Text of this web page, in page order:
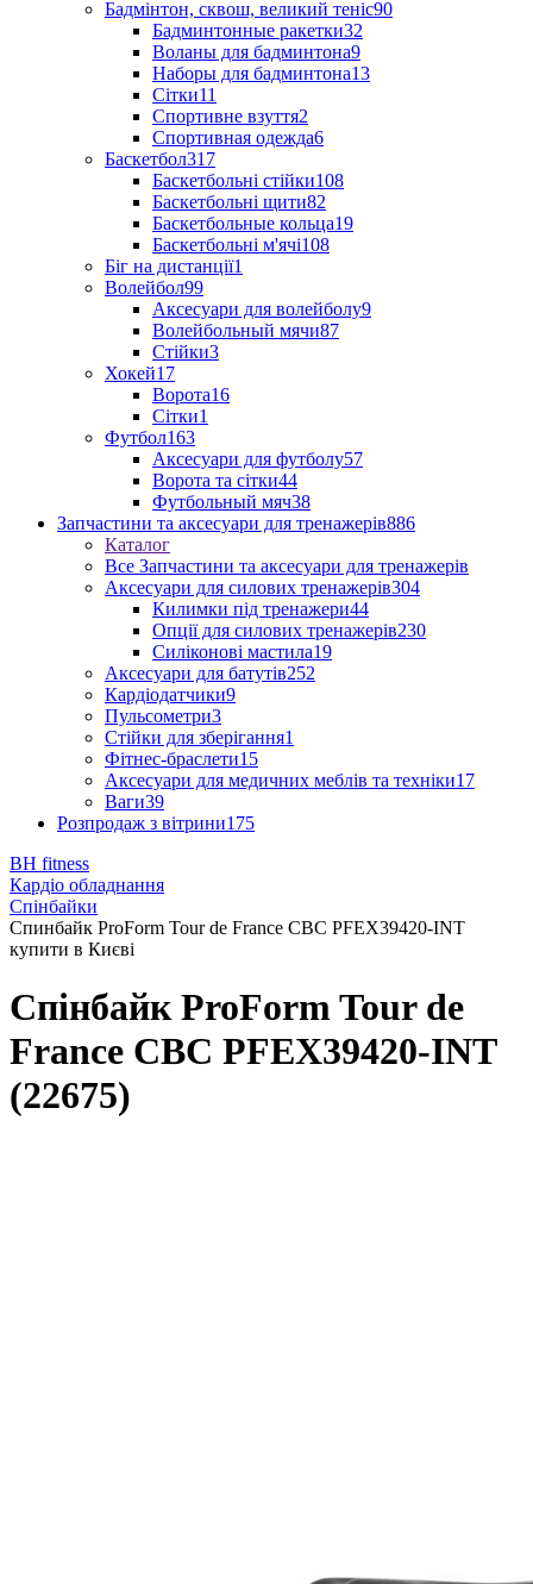
Бадмінтон, сквош, великий теніс90
Бадминтонные ракетки32
Воланы для бадминтона9
Наборы для бадминтона13
Сітки11
Спортивне взуття2
Спортивная одежда6
Баскетбол317
Баскетбольні стійки108
Баскетбольні щити82
Баскетбольные кольца19
Баскетбольні м'ячі108
Біг на дистанції1
Волейбол99
Аксесуари для волейболу9
Волейбольный мячи87
Стійки3
Хокей17
Ворота16
Сітки1
Футбол163
Аксесуари для футболу57
Ворота та сітки44
Футбольный мяч38
Запчастини та аксесуари для тренажерів886
Каталог
Все Запчастини та аксесуари для тренажерів
Аксесуари для силових тренажерів304
Килимки під тренажери44
Опції для силових тренажерів230
Силіконові мастила19
Аксесуари для батутів252
Кардіодатчики9
Пульсометри3
Стійки для зберігання1
Фітнес-браслети15
Аксесуари для медичних меблів та техніки17
Ваги39
Розпродаж з вітрини175
BH fitness
Кардіо обладнання
Спінбайки
Спинбайк ProForm Tour de France CBC PFEX39420-INT
купити в Києві
Спінбайк ProForm Tour de
France CBC PFEX39420-INT
(22675)